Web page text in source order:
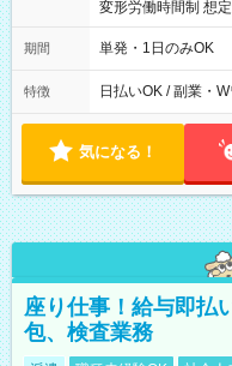
変形労働時間制 想定労働時間
00～20：00
期間 単発・1日のみOK
特徴 日払いOK / 副業・
気になる！
座り仕事！給与即払
包、検査業務